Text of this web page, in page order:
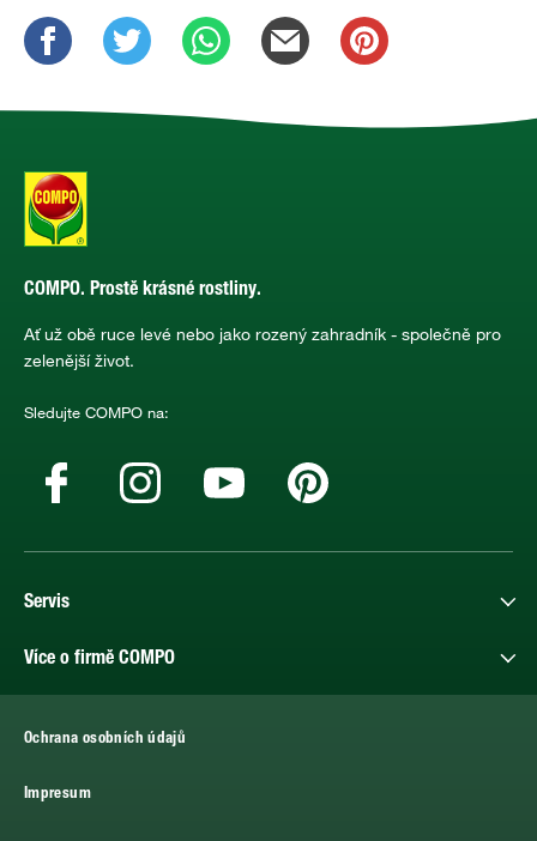
COMPO. Prostě krásné rostliny.
Ať už obě ruce levé nebo jako rozený zahradník - společně pro
zelenější život.
Sledujte COMPO na:
Servis
Více o firmě COMPO
Ochrana osobních údajů
Impresum